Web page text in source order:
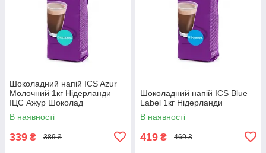
Шоколадний напій ICS Azur
Молочний 1кг Нідерланди
ІЦС Ажур Шоколад
В наявності
339 ₴ 389 ₴
Шоколадний напій ICS Blue
Label 1кг Нідерланди
В наявності
419 ₴ 469 ₴